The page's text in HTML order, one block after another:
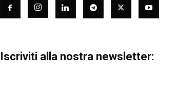
Iscriviti alla nostra newsletter: